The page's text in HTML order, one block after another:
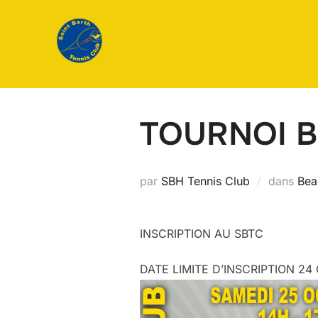
TOURNOI
par SBH Tennis Club dans
INSCRIPTION AU SBTC
DATE LIMITE D’INSCRIPTION 24